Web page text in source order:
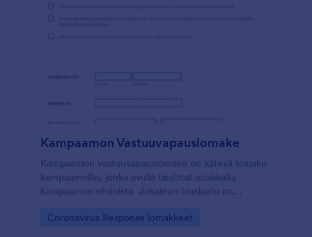
Kampaamon Vastuuvapauslomake
Kampaamon vastuuvapauslomake on kätevä lomake
kampaamoille, jonka avulla tiedotat asiakkaita
kampaamon ehdoista. Jokainen hiuslaatu on
voivat käyttäytyä eri tavalla erilaisissa hiustyypeissä.
Go to Category:
Coronavirus Response lomakkeet